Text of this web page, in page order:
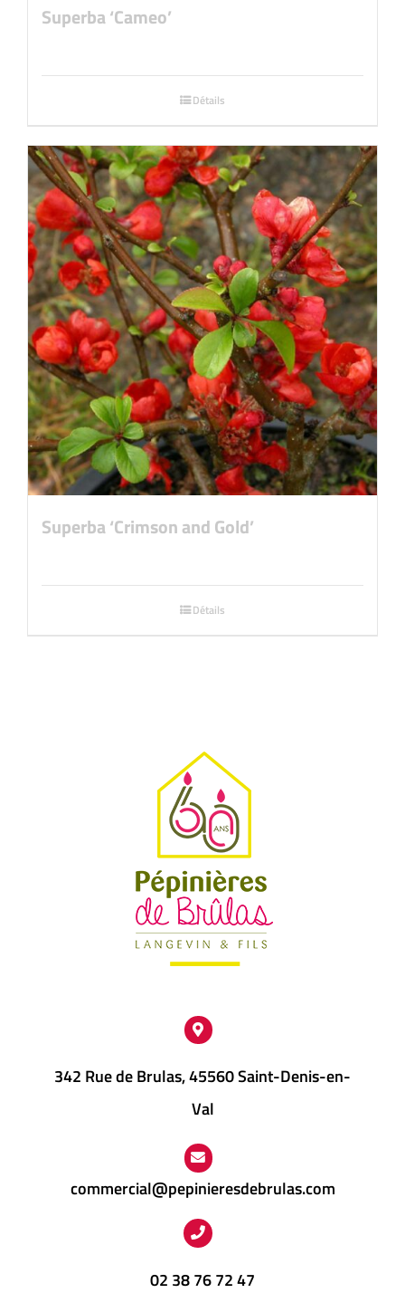
Superba ‘Cameo’
Détails
Superba ‘Crimson and Gold’
Détails
342 Rue de Brulas, 45560 Saint-Denis-en-
Val
commercial@pepinieresdebrulas.com
02 38 76 72 47